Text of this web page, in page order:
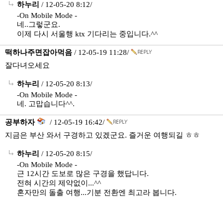
하누리 / 12-05-20 8:12/
-On Mobile Mode -
네..그렇군요.
이제 다시 서울행 ktx 기다리는 중입니다.^^
떡하나주면잡아먹음 / 12-05-19 11:28/
잘다녀오세요
하누리 / 12-05-20 8:13/
-On Mobile Mode -
네. 고맙습니다^^.
공부하자
/ 12-05-19 16:42/
지금은 부산 와서 구경하고 있겠군요. 즐거운 여행되길 ㅎㅎ
하누리 / 12-05-20 8:15/
-On Mobile Mode -
근 12시간 도보로 많은 구경을 했답니다.
전혀 시간의 제약없이...^^
혼자만의 돌출 여행...기분 전환엔 최고라 봅니다.